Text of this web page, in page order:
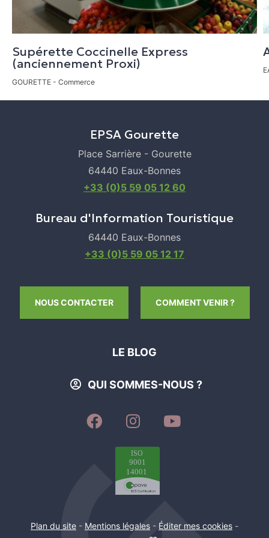
Ouvert
Dimanche
Ouvert
Supérette Coccinelle Express
(anciennement Proxi)
GOURETTE - Commerce
EPSA Gourette
Place Sarrière - Gourette
64440 Eaux-Bonnes
+33 (0)5 59 05 12 60
Bureau d'Information Touristique
64440 Eaux-Bonnes
+33 (0)5 59 05 12 17
NOUS CONTACTER COMMENT VENIR ?
LE BLOG
QUI SOMMES-NOUS ?
SUIVEZ-
NOUS
SUR
SUIVEZ-
NOUS
SUR
Plan du site - Mentions légales - Éditer mes cookies -